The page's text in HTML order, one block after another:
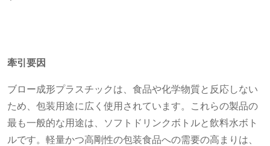
牽引要因
ブロー成形プラスチックは、食品や化学物質と反応しない
ため、包装用途に広く使用されています。これらの製品の
最も一般的な用途は、ソフトドリンクボトルと飲料水ボト
ルです。軽量かつ高剛性の包装食品への需要の高まりは、